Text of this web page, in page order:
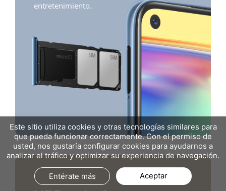
entretenimiento.
Este sitio utiliza cookies y otras tecnologías similares para
que pueda funcionar correctamente. Con el permiso de
usted, nos gustaría configurar cookies para ayudarnos a
analizar el tráfico y optimizar su experiencia de navegación.
Entérate más Aceptar